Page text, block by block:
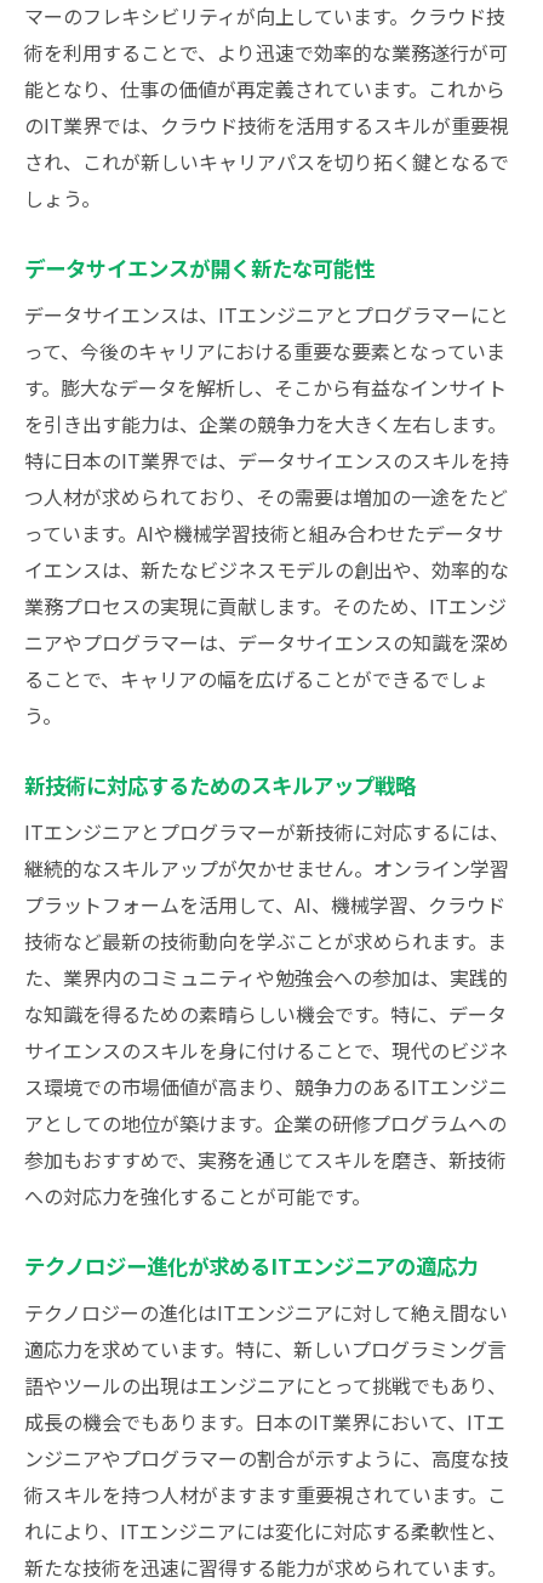
マーのフレキシビリティが向上しています。クラウド技
術を利用することで、より迅速で効率的な業務遂行が可
能となり、仕事の価値が再定義されています。これから
のIT業界では、クラウド技術を活用するスキルが重要視
され、これが新しいキャリアパスを切り拓く鍵となるで
しょう。
データサイエンスが開く新たな可能性
データサイエンスは、ITエンジニアとプログラマーにと
って、今後のキャリアにおける重要な要素となっていま
す。膨大なデータを解析し、そこから有益なインサイト
を引き出す能力は、企業の競争力を大きく左右します。
特に日本のIT業界では、データサイエンスのスキルを持
つ人材が求められており、その需要は増加の一途をたど
っています。AIや機械学習技術と組み合わせたデータサ
イエンスは、新たなビジネスモデルの創出や、効率的な
業務プロセスの実現に貢献します。そのため、ITエンジ
ニアやプログラマーは、データサイエンスの知識を深め
ることで、キャリアの幅を広げることができるでしょ
う。
新技術に対応するためのスキルアップ戦略
ITエンジニアとプログラマーが新技術に対応するには、
継続的なスキルアップが欠かせません。オンライン学習
プラットフォームを活用して、AI、機械学習、クラウド
技術など最新の技術動向を学ぶことが求められます。ま
た、業界内のコミュニティや勉強会への参加は、実践的
な知識を得るための素晴らしい機会です。特に、データ
サイエンスのスキルを身に付けることで、現代のビジネ
ス環境での市場価値が高まり、競争力のあるITエンジニ
アとしての地位が築けます。企業の研修プログラムへの
参加もおすすめで、実務を通じてスキルを磨き、新技術
への対応力を強化することが可能です。
テクノロジー進化が求めるITエンジニアの適応力
テクノロジーの進化はITエンジニアに対して絶え間ない
適応力を求めています。特に、新しいプログラミング言
語やツールの出現はエンジニアにとって挑戦でもあり、
成長の機会でもあります。日本のIT業界において、ITエ
ンジニアやプログラマーの割合が示すように、高度な技
術スキルを持つ人材がますます重要視されています。こ
れにより、ITエンジニアには変化に対応する柔軟性と、
新たな技術を迅速に習得する能力が求められています。